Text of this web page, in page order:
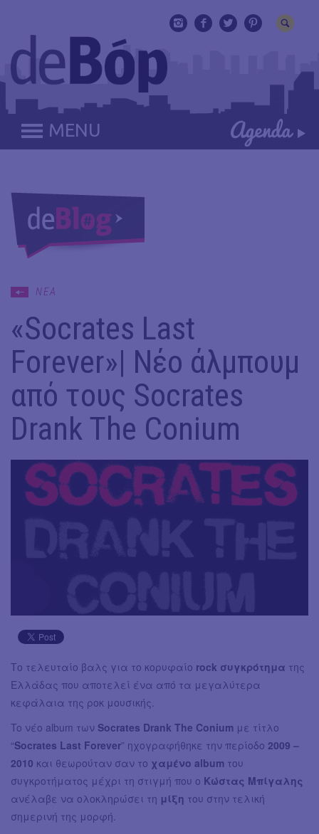
MENU
ΝΕΑ
«Socrates Last
Forever»| Νέο άλμπουμ
από τους Socrates
Drank The Conium
Το τελευταίο βαλς για το κορυφαίο rock συγκρότημα της
Ελλάδας που αποτελεί ένα από τα μεγαλύτερα
κεφάλαια της ροκ μουσικής.
To νέο album των Socrates Drank The Conium με τίτλο
“Socrates Last Forever” ηχογραφήθηκε την περίοδο 2009 –
2010 και θεωρούταν σαν το χαμένο album του
συγκροτήματος μέχρι τη στιγμή που ο Κώστας Μπίγαλης
ανέλαβε να ολοκληρώσει τη μίξη του στην τελική
σημερινή της μορφή.